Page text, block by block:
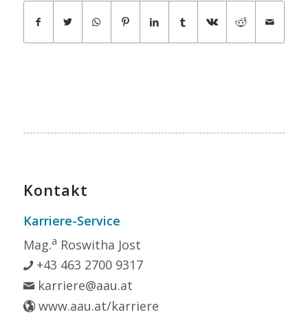
Kontakt
Karriere-Service
Mag.a Roswitha Jost
+43 463 2700 9317
karriere@aau.at
www.aau.at/karriere